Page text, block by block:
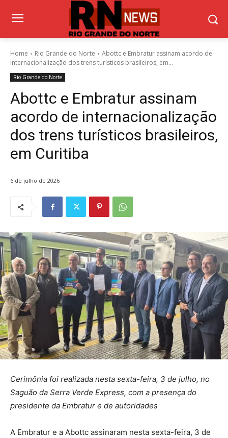
Home Rio Grande do Norte
Abottc e Embratur assinam acordo de
internacionalização dos trens turísticos brasileiros, em...
Rio Grande do Norte
Abottc e Embratur assinam
acordo de internacionalização
dos trens turísticos brasileiros,
em Curitiba
6 de julho de 2026
Cerimônia foi realizada nesta sexta-feira, 3 de julho, no
Saguão da Serra Verde Express, com a presença do
presidente da Embratur e de autoridades
A Embratur e a Abottc assinaram nesta sexta-feira, 3 de